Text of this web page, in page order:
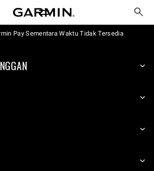
Pay Sementara Waktu Tidak Tersedia